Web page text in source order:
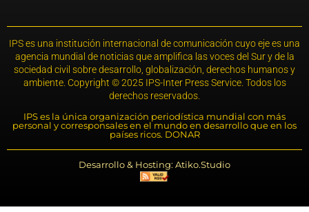
IPS es una institución internacional de comunicación cuyo eje es una
agencia mundial de noticias que amplifica las voces del Sur y de la
sociedad civil sobre desarrollo, globalización, derechos humanos y
ambiente. Copyright © 2025 IPS-Inter Press Service. Todos los
derechos reservados.
IPS es la única organización periodística mundial con más
personal y corresponsales en el mundo en desarrollo que en los
países ricos. DONAR
Desarrollo & Hosting: Atiko.Studio